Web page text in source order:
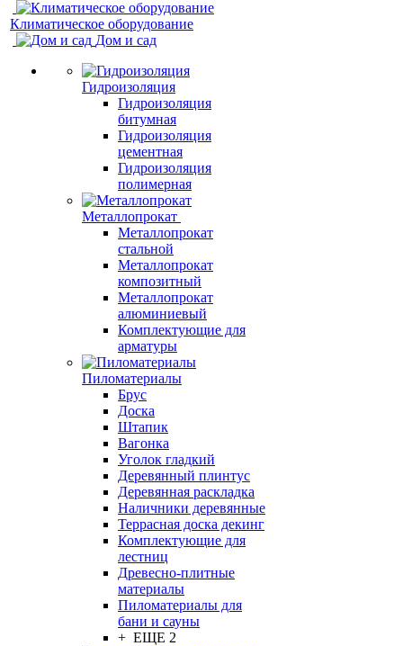
Климатическое оборудование
Дом и сад
Гидроизоляция
Гидроизоляция
битумная
Гидроизоляция
цементная
Гидроизоляция
полимерная
Металлопрокат
Металлопрокат
стальной
Металлопрокат
композитный
Металлопрокат
алюминиевый
Комплектующие для
арматуры
Пиломатериалы
Брус
Доска
Штапик
Вагонка
Уголок гладкий
Деревянный плинтус
Деревянная раскладка
Наличники деревянные
Террасная доска декинг
Комплектующие для
лестниц
Древесно-плитные
материалы
Пиломатериалы для
бани и сауны
+ ЕЩЕ 2